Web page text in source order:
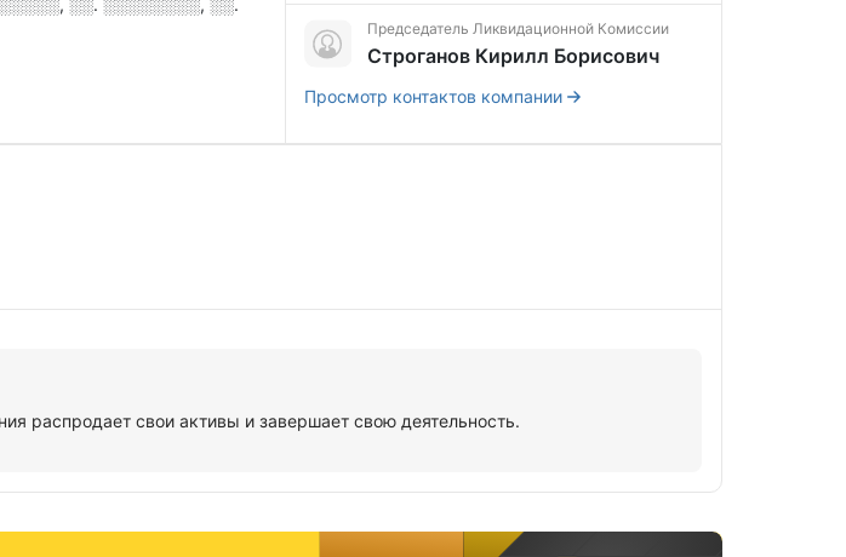
░░. ░░░░░░░░, ░░.
Председатель Ликвидационной Комиссии
Строганов Кирилл Борисович
Просмотр контактов компании
распродает свои активы и завершает свою деятельность.